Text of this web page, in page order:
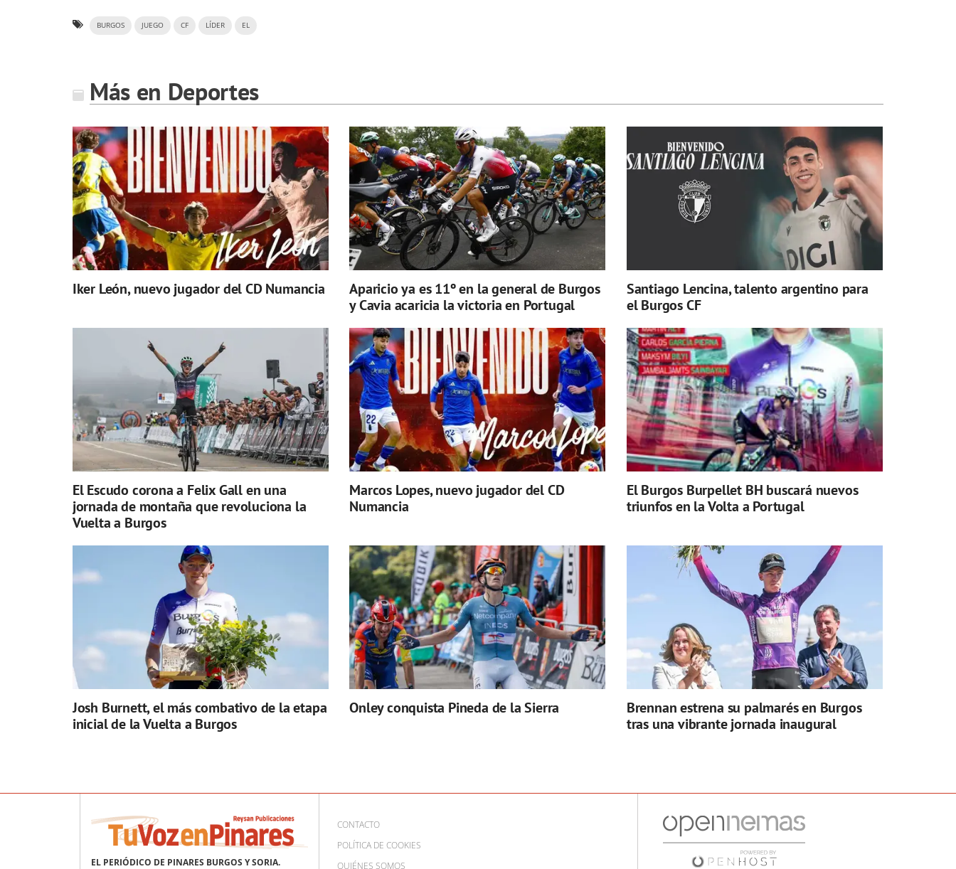
BURGOS JUEGO CF LÍDER EL
Más en Deportes
Iker León, nuevo jugador del CD Numancia
Aparicio ya es 11º en la general de Burgos
y Cavia acaricia la victoria en Portugal
Santiago Lencina, talento argentino para
el Burgos CF
El Escudo corona a Felix Gall en una
jornada de montaña que revoluciona la
Vuelta a Burgos
Marcos Lopes, nuevo jugador del CD
Numancia
El Burgos Burpellet BH buscará nuevos
triunfos en la Volta a Portugal
Josh Burnett, el más combativo de la etapa
inicial de la Vuelta a Burgos
Onley conquista Pineda de la Sierra
Brennan estrena su palmarés en Burgos
tras una vibrante jornada inaugural
EL PERIÓDICO DE PINARES BURGOS Y SORIA.
CONTACTO
POLÍTICA DE COOKIES
QUIÉNES SOMOS